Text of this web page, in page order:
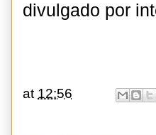
divulgado por
at 12:56